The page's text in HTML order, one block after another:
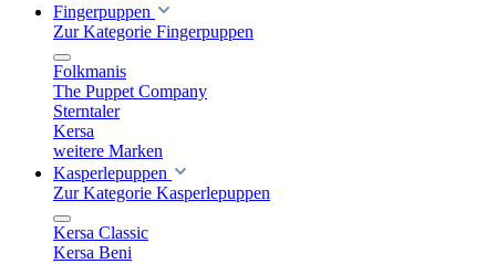
Fingerpuppen
Zur Kategorie Fingerpuppen
Folkmanis
The Puppet Company
Sterntaler
Kersa
weitere Marken
Kasperlepuppen
Zur Kategorie Kasperlepuppen
Kersa Classic
Kersa Beni